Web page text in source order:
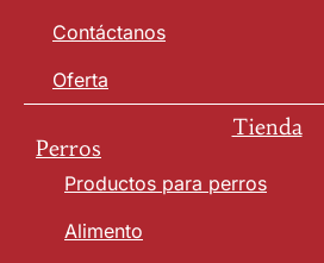
Contáctanos
Oferta
Tienda
Perros
Productos para perros
Alimento